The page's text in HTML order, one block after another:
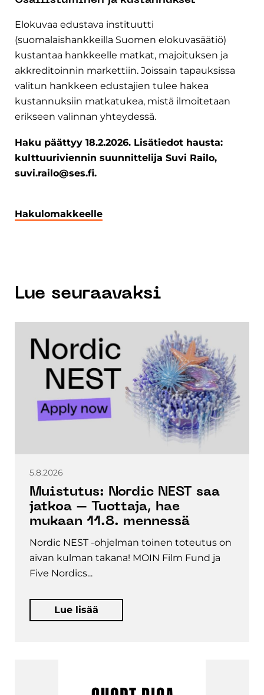
Elokuvaa edustava instituutti
(suomalaishankkeilla Suomen elokuvasäätiö)
kustantaa hankkeelle matkat, majoituksen ja
akkreditoinnin markettiin. Joissain tapauksissa
valitun hankkeen edustajien tulee hakea
kustannuksiin matkatukea, mistä ilmoitetaan
erikseen valinnan yhteydessä.
Haku päättyy 18.2.2026. Lisätiedot hausta:
kulttuuriviennin suunnittelija Suvi Railo,
suvi.railo@ses.fi.
Hakulomakkeelle
Lue seuraavaksi
5.8.2026
Muistutus: Nordic NEST saa
jatkoa – Tuottaja, hae
mukaan 11.8. mennessä
Nordic NEST -ohjelman toinen toteutus on
aivan kulman takana! MOIN Film Fund ja
Five Nordics...
Lue lisää